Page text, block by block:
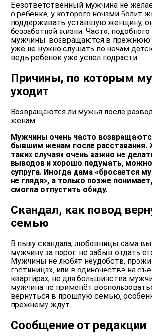
Безответственный мужчина не
о ребенке, у которого ночами болит
поддерживать уставшую женщину,
беззаботной жизни. Часто, подобного
мужчины, возвращаются в прежнюю
уже не нужно слушать по ночам
ведь ребенок уже успел подрасти.
Причины, по которым
уходит
Возвращаются ли мужья после
женам
Мужчины очень часто
бывшим женам после
таких случаях очень важно не
выводов и хорошо подумать, можно
супруга. Иногда дама «бросается
не глядя», а только позже
смогла отпустить обиду.
Скандал, как повод
семью
В пылу скандала, любовницы сама
мужчину за порог, не забыв отдать
Мужчины не любят неудобств,
гостиницах, или в одиночестве на
квартирах, не для большинства
мужчина не применёт
вернуться в прошлую семью,
прежнему ждут.
Сообщение от редакции